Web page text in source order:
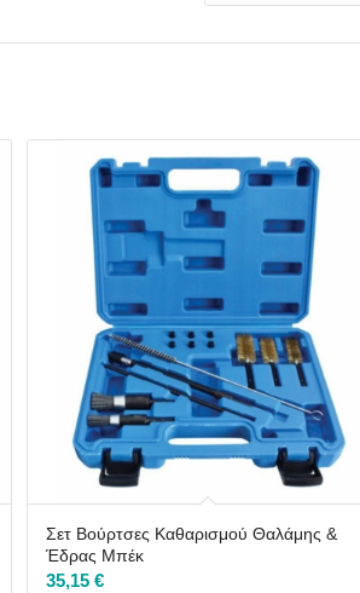
Σετ Βούρτσες Καθαρισμού Θαλάμης &
Έδρας Μπέκ
35,15€